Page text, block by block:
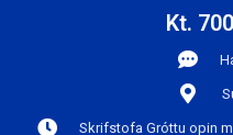
Kt.
Skrifstofa Gróttu opin